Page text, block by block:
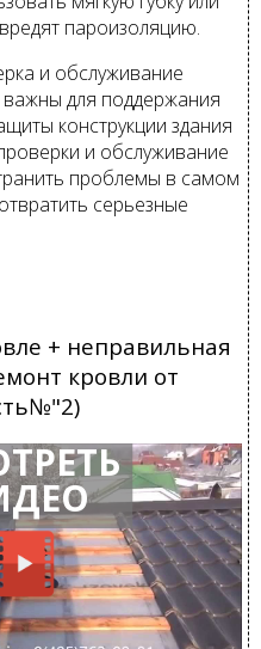
пароизоляцию.
и обслуживание
для поддержания
конструкции здания
и обслуживание
проблемы в самом
серьезные
+ неправильная
кровли от